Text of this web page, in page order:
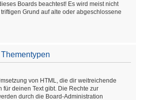
Boards beachtest! Es wird meist nicht
Grund auf alte oder abgeschlossene
von HTML, die dir weitreichende
für deinen Text gibt. Die Rechte zur
durch die Board-Administration